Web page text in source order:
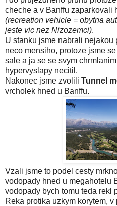
cheche a v Banffu zaparkovali
(recreation vehicle = obytna
jeste vic nez Nizozemci).
U stanku jsme nabrali nejakou
neco mensiho, protoze jsme
sale a ja se se svym
hypervyslapy necitil.
Nakonec jsme zvolili Tunnel
vrcholek hned u Banffu.
Vzali jsme to podel cesty
vodopady hned u megahotelu
vodopady bych tomu teda rekl
Reka protika uzkym korytem,